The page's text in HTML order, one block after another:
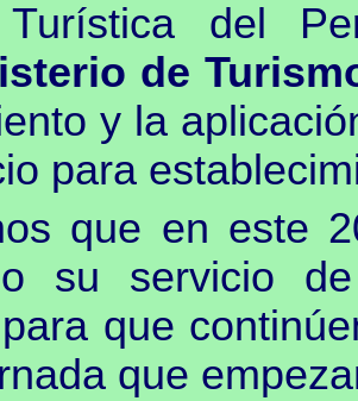
Turística del
de
y la
para
que en este
su servicio
que
que